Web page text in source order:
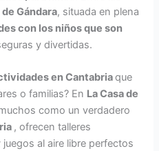
Gándara, situada en plena
con los niños que son
y divertidas.
en Cantabriaque
o familias? En La Casa de
como un verdadero
, ofrecen talleres
al aire libre perfectos